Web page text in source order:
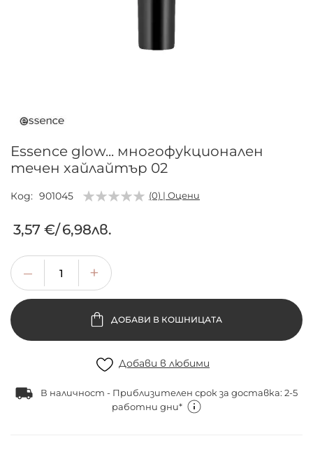
на
със
снимки
Essence glow... многофукционален
течен хайлайтър 02
Код 901045 (0) | Оцени
3,57 €/6,98лв.
ДОБАВИ В КОШНИЦАТА
Добави в любими
В наличност - Приблизителен срок за доставка: 2-5
работни дни*